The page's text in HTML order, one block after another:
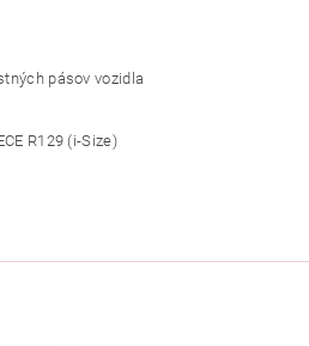
pásov vozidla
R129 (i-Size)